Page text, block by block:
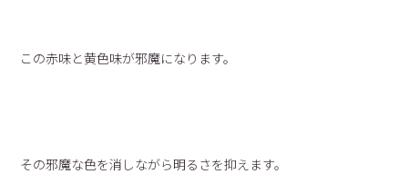
この赤味と黄色味が邪魔になります。
その邪魔な色を消しながら明るさを抑えます。